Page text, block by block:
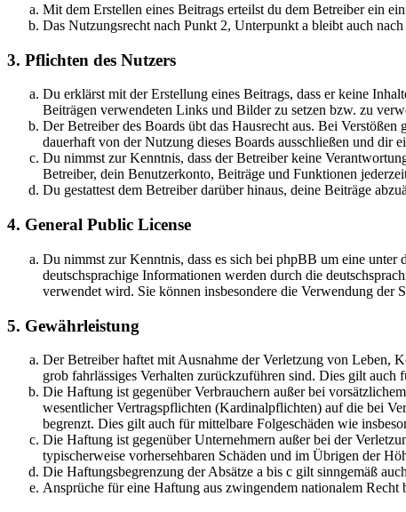
Mit dem Erstellen eines Beitrags erteilst du dem Betreiber ein
Das Nutzungsrecht nach Punkt 2, Unterpunkt a bleibt auch
3. Pflichten des Nutzers
Du erklärst mit der Erstellung eines Beitrags, dass er keine
Beiträgen verwendeten Links und Bilder zu setzen bzw. zu
Der Betreiber des Boards übt das Hausrecht aus. Bei
dauerhaft von der Nutzung dieses Boards ausschließen und dir
Du nimmst zur Kenntnis, dass der Betreiber keine
Betreiber, dein Benutzerkonto, Beiträge und Funktionen
Du gestattest dem Betreiber darüber hinaus, deine Beiträge
4. General Public License
Du nimmst zur Kenntnis, dass es sich bei phpBB um eine unter
deutschsprachige Informationen werden durch die
verwendet wird. Sie können insbesondere die Verwendung der
5. Gewährleistung
Der Betreiber haftet mit Ausnahme der Verletzung von Leben,
grob fahrlässiges Verhalten zurückzuführen sind. Dies gilt auch
Die Haftung ist gegenüber Verbrauchern außer bei
wesentlicher Vertragspflichten (Kardinalpflichten) auf die bei
begrenzt. Dies gilt auch für mittelbare Folgeschäden wie
Die Haftung ist gegenüber Unternehmern außer bei der
typischerweise vorhersehbaren Schäden und im Übrigen der
Die Haftungsbegrenzung der Absätze a bis c gilt sinngemäß
Ansprüche für eine Haftung aus zwingendem nationalem Recht